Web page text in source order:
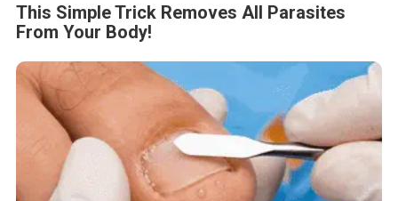
This Simple Trick Removes All Parasites
From Your Body!